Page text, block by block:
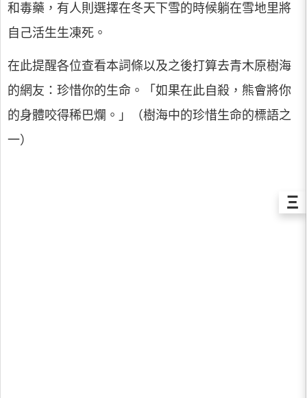
和毒藥，有人則選擇在冬天下雪的時候躺在雪地里將
自己活生生凍死。
在此提醒各位查看本詞條以及之後打算去青木原樹海
的網友：珍惜你的生命。「如果在此自殺，熊會將你
的身體咬得稀巴爛。」（樹海中的珍惜生命的標語之
一）
Ξ